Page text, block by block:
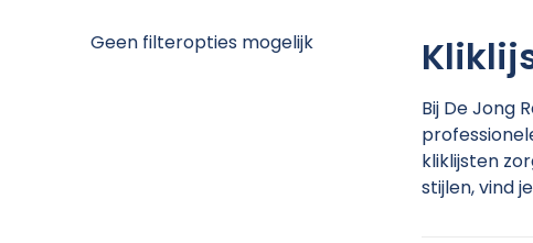
Geen filteropties mogelijk
Bij De Jong
kliklijsten
stijlen, vind